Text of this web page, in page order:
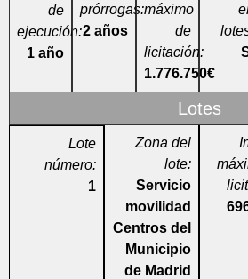
de
ejecución:
1 año
prórrogas:
2 años
máximo
de
licitación:
1.776.750€
Lotes
Lote
número:
1
Zona del
lote:
Servicio
movilidad
Centros del
Municipio
de Madrid